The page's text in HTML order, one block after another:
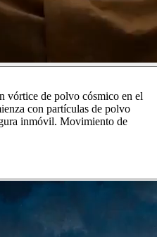
vórtice de polvo cósmico en el
con partículas de polvo
inmóvil. Movimiento de